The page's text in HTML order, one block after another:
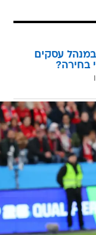
במנהל עסקים
בחירה?